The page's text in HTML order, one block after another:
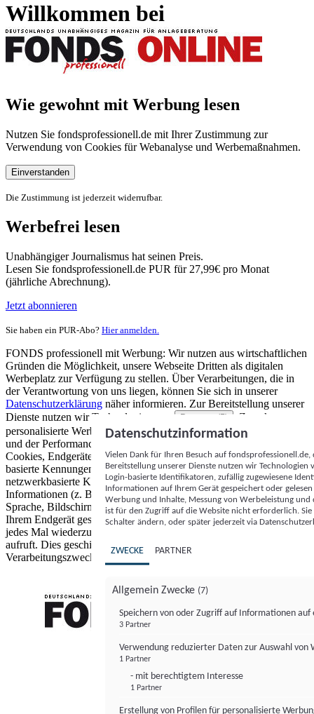
Willkommen bei
Wie gewohnt mit Werbung lesen
Nutzen Sie fondsprofessionell.de mit Ihrer Zustimmung zur
Verwendung von Cookies für Webanalyse und Werbemaßnahmen.
Einverstanden
Die Zustimmung ist jederzeit widerrufbar.
Werbefrei lesen
Unabhängiger Journalismus hat seinen Preis.
Lesen Sie fondsprofessionell.de PUR für 27,99€ pro Monat
(jährliche Abrechnung).
Jetzt abonnieren
Sie haben ein PUR-Abo? Hier anmelden.
FONDS professionell mit Werbung: Wir nutzen aus wirtschaftlichen
Gründen die Möglichkeit, unsere Webseite Dritten als digitalen
Werbeplatz zur Verfügung zu stellen. Über Verarbeitungen, die in
der Verantwortung von uns liegen, können Sie sich in unserer
Datenschutzerklärung näher informieren. Zur Bereitstellung unserer
Dienste nutzen wir Technologien von
Partnern (5)
. Zwecke:
personalisierte Werbung und Inhalte, Messung von Werbeleistung
und der Performance von Inhalten sowie Zielgruppenforschung.
Cookies, Endgeräte- oder ähnliche Online-Kennungen (z. B. login-
basierte Kennungen, zufällig generierte Kennungen,
netzwerkbasierte Kennungen) können zusammen mit anderen
Informationen (z. B. Browsertyp und Browserinformationen,
Sprache, Bildschirmgröße, unterstützte Technologien usw.) auf
Ihrem Endgerät gespeichert oder von dort ausgelesen werden, um es
jedes Mal wiederzuerkennen, wenn es eine App oder einer Webseite
aufruft. Dies geschieht für einen oder mehrere der hier aufgeführten
Verarbeitungszwecke.
Datenschutzinformation
Vielen Dank für Ihren Besuch auf
Bereitstellung unserer Dienste nutzen wir Technologien
Login-basierte Identifikatoren, zufällig zugewiesene
Informationen auf Ihrem Gerät gespeichert oder
Werbung und Inhalte, Messung von Werbeleistung
ist für den Zugriff auf die Website nicht erforderlich.
Schalter ändern, oder später jederzeit via
ZWECKE PARTNER
Allgemein Zwecke (7)
Speichern von oder Zugriff auf Informationen auf
3 Partner
Verwendung reduzierter Daten zur Auswahl von
1 Partner
- mit berechtigtem Interesse
1 Partner
Erstellung von Profilen für personalisierte
FONDS professionell